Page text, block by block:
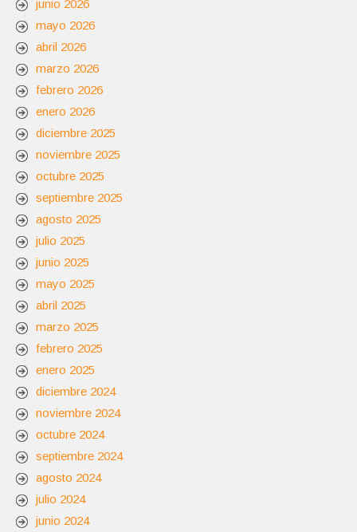
junio 2026
mayo 2026
abril 2026
marzo 2026
febrero 2026
enero 2026
diciembre 2025
noviembre 2025
octubre 2025
septiembre 2025
agosto 2025
julio 2025
junio 2025
mayo 2025
abril 2025
marzo 2025
febrero 2025
enero 2025
diciembre 2024
noviembre 2024
octubre 2024
septiembre 2024
agosto 2024
julio 2024
junio 2024